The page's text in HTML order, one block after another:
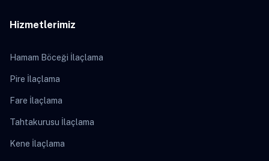
Hizmetlerimiz
Hamam Böceği İlaçlama
Pire İlaçlama
Fare İlaçlama
Tahtakurusu İlaçlama
Kene İlaçlama